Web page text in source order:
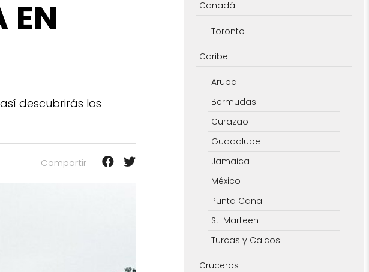
EN
descubrirás los
Compartir
Canadá
Toronto
Caribe
Aruba
Bermudas
Curazao
Guadalupe
Jamaica
México
Punta Cana
St. Marteen
Turcas y Caicos
Cruceros